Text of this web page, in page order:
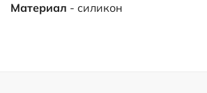
Материал - силикон